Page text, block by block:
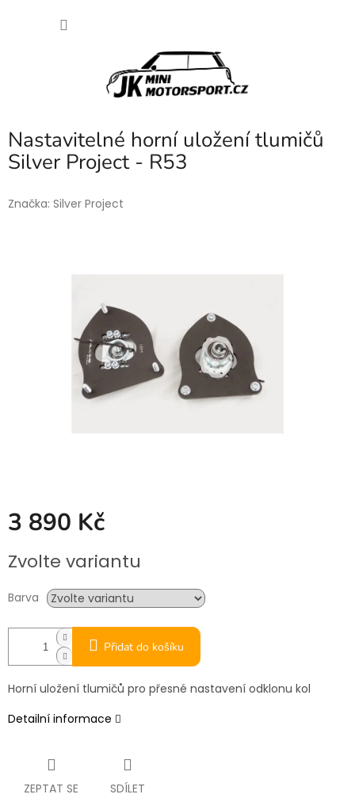
Nastavitelné horní uložení tlumičů
Silver Project - R53
Značka: Silver Project
3 890 Kč
cena:
Zvolte variantu
Barva
Přidat do košíku
Horní uložení tlumičů pro přesné nastavení odklonu kol
Detailní informace
ZEPTAT SE SDÍLET